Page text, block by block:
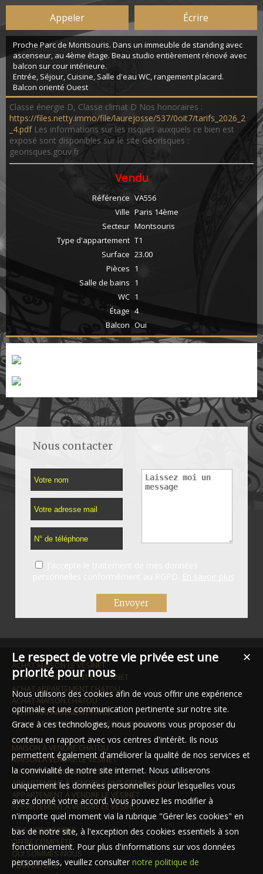
Appeler Écrire
Proche Parc de Montsouris. Dans un immeuble de standing avec
ascenseur, au 4ème étage. Beau studio entièrement rénové avec
balcon sur cour intérieure.
Entrée, Séjour, Cuisine, Salle d'eau WC, rangement placard.
Balcon orienté Ouest
Classe énergie D, Classe climat D Nos honoraires :
https://files.netty.immo/file/laurejosse/537/0oit7/tarifs_2026_2
_4.pdfLes informations sur les risques auxquels ce bien est
exposé sont disponibles sur le site Géorisques :
georisques.gouv.fr
Vendu
Référence VA556
Ville Paris 14ème
Secteur Montsouris
Type d'appartement T1
Surface 23.00
Pièces 1
Salle de bains 1
WC 1
Étage 4
Balcon Oui
Nous contacter
ACHAT MAISON LE VÉSINET
ACHAT APPARTEMENT LE VÉSINET
ACHAT APPARTEMENT CHATOU
ACHAT MAISON CHATOU
ACHAT APPARTEMENT PARIS
ACHAT APPARTEMENT ASNIÈRES-SUR-SEINE
MAISON À VENDRE CHATOU
MAISON À VENDRE LE VÉSINET
MAISON À VENDRE LE VÉSINET
APPARTEMENT À VENDRE SAINT-GERMAIN-EN-LAYE
APPARTEMENT À VENDRE LE VÉSINET
APPARTEMENT À VENDRE LE VÉSINET
NOS HONORAIRES
OFFRE COMPLÈTE
QUI SOMMES-NOUS
PLAN DU SITE
✕
Le respect de votre vie privée est une
priorité pour nous
Nous utilisons des cookies afin de vous offrir une expérience
optimale et une communication pertinente sur notre site.
Grace à ces technologies, nous pouvons vous proposer du
contenu en rapport avec vos centres d'intérêt. Ils nous
permettent également d'améliorer la qualité de nos services et
la convivialité de notre site internet. Nous utiliserons
uniquement les données personnelles pour lesquelles vous
avez donné votre accord. Vous pouvez les modifier à
n'importe quel moment via la rubrique "Gérer les cookies" en
bas de notre site, à l'exception des cookies essentiels à son
fonctionnement. Pour plus d'informations sur vos données
personnelles, veuillez consulter notre politique de